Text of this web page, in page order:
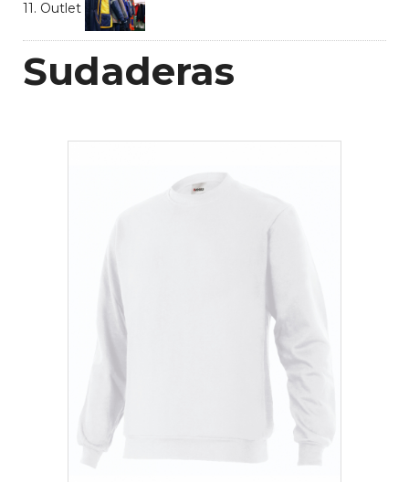
11. Outlet
Sudaderas